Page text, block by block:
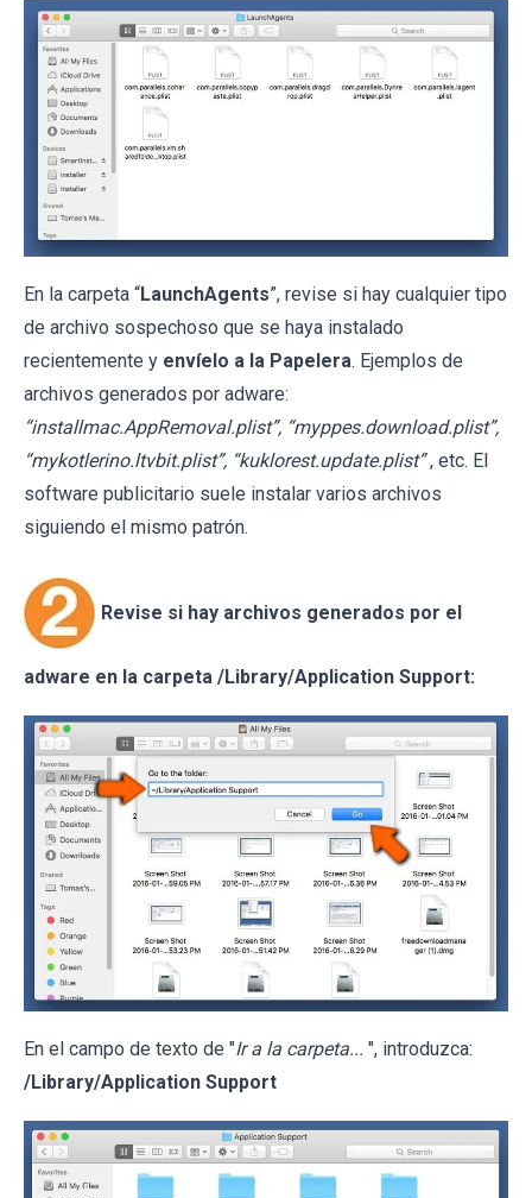
En la carpeta “LaunchAgents”, revise si hay cualquier tipo
de archivo sospechoso que se haya instalado
recientemente y envíelo a la Papelera. Ejemplos de
archivos generados por adware:
“installmac.AppRemoval.plist”, “myppes.download.plist”,
“mykotlerino.ltvbit.plist”, “kuklorest.update.plist” , etc. El
software publicitario suele instalar varios archivos
siguiendo el mismo patrón.
Revise si hay archivos generados por el
adware en la carpeta /Library/Application Support:
En el campo de texto de "Ir a la carpeta... ", introduzca:
/Library/Application Support